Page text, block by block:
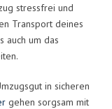
stressfrei und
Transport deines
auch um das
in sicheren
gehen sorgsam mit